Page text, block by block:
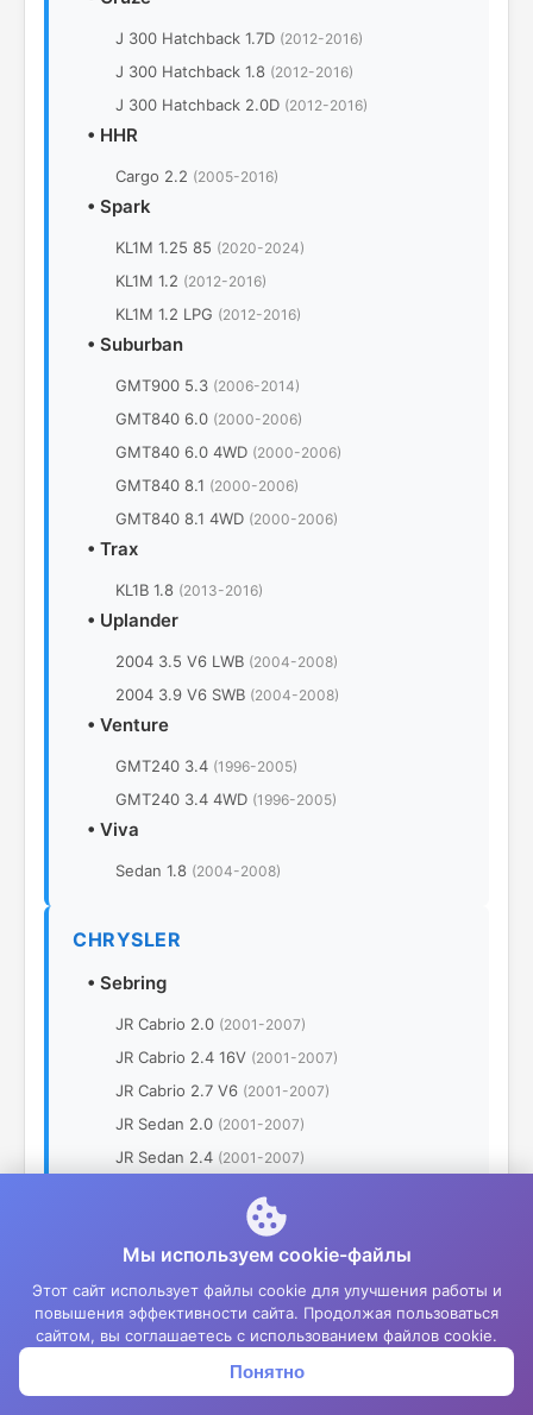
Войти
J 300 Hatchback 1.7D (2012-2016)
J 300 Hatchback 1.8 (2012-2016)
J 300 Hatchback 2.0D (2012-2016)
• HHR
Cargo 2.2 (2005-2016)
• Spark
KL1M 1.25 85 (2020-2024)
KL1M 1.2 (2012-2016)
KL1M 1.2 LPG (2012-2016)
• Suburban
GMT900 5.3 (2006-2014)
GMT840 6.0 (2000-2006)
GMT840 6.0 4WD (2000-2006)
GMT840 8.1 (2000-2006)
GMT840 8.1 4WD (2000-2006)
• Trax
KL1B 1.8 (2013-2016)
• Uplander
2004 3.5 V6 LWB (2004-2008)
2004 3.9 V6 SWB (2004-2008)
• Venture
GMT240 3.4 (1996-2005)
GMT240 3.4 4WD (1996-2005)
• Viva
Sedan 1.8 (2004-2008)
CHRYSLER
• Sebring
JR Cabrio 2.0 (2001-2007)
JR Cabrio 2.4 16V (2001-2007)
JR Cabrio 2.7 V6 (2001-2007)
JR Sedan 2.0 (2001-2007)
JR Sedan 2.4 (2001-2007)
Town &amp; Country
Minivan 3.6 V6(2011-2016)
Minivan 3.3L(2007-2010)
Minivan 3.3 V6 AWD (2000-2007)
(2000-2007)
Minivan 3.8 V6(2000-2007)
Мы используем cookie-файлы
Этот сайт использует файлы cookie для улучшения работы и
повышения эффективности сайта. Продолжая пользоваться
сайтом, вы соглашаетесь с использованием файлов cookie.
Понятно